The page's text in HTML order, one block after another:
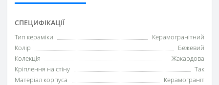
СПЕЦИФІКАЦІЇ
Тип кераміки
Керамогранітний
Колір
Бежевий
Колекція
Жакардова
Кріплення на стіну
Так
Матеріал корпуса
Керамограніт